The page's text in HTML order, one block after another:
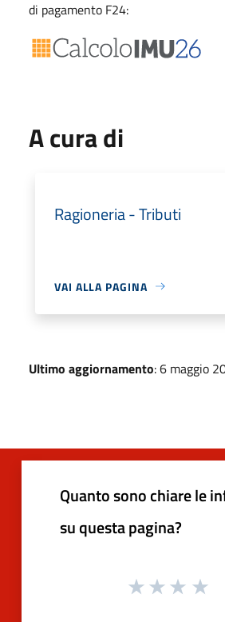
di pagamento F24:
A cura di
Ragioneria - Tributi
VAI ALLA PAGINA
Ultimo aggiornamento: 6 maggio
Quanto sono chiare le
su questa pagina?